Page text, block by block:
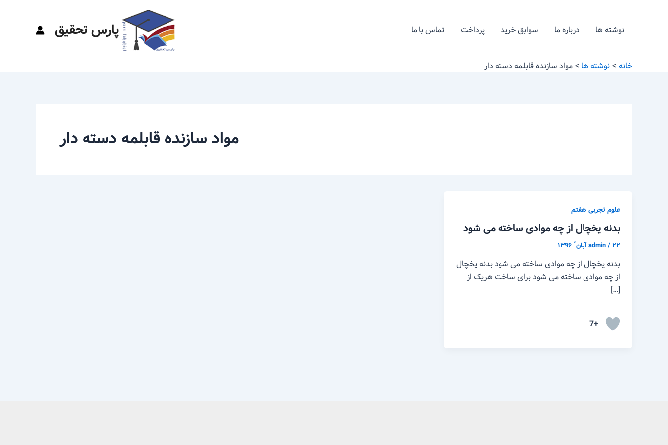
نوشته ها درباره ما سوابق خرید پرداخت تماس با ما پارس تحقیق
خانه نوشته ها مواد سازنده قابلمه دسته دار
مواد سازنده قابلمه دسته دار
علوم تجربی هفتم
بدنه یخچال از چه موادی ساخته می شود
admin/۲۲ آبان ّ ۱۳۹۶
بدنه یخچال از چه موادی ساخته می شود بدنه یخچال
از چه موادی ساخته می شود برای ساخت هریک از
[…]
+7